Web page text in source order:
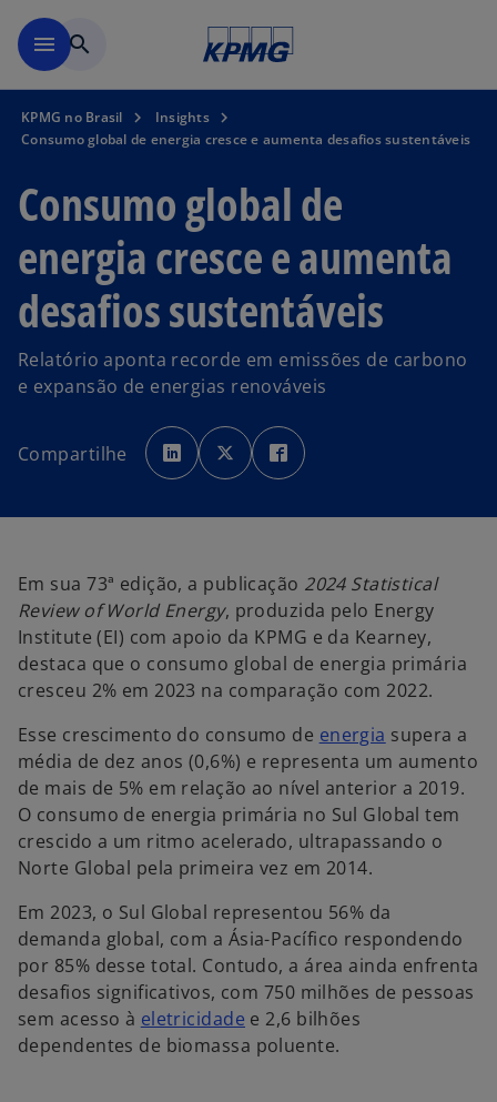
menu search
KPMG no Brasil
Insights
Consumo global de energia cresce e aumenta desafios sustentáveis
Consumo global de
energia cresce e aumenta
desafios sustentáveis
Relatório aponta recorde em emissões de carbono
e expansão de energias renováveis
Compartilhe
a
b
r
e
v
a
g
u
i
a
a
b
r
e
v
a
g
u
a
b
r
v
a
g
u
i
a
Em sua 73ª edição, a publicação 2024 Statistical
Review of World Energy, produzida pelo Energy
Institute (EI) com apoio da KPMG e da Kearney,
destaca que o consumo global de energia primária
cresceu 2% em 2023 na comparação com 2022.
Esse crescimento do consumo de energia supera a
média de dez anos (0,6%) e representa um aumento
de mais de 5% em relação ao nível anterior a 2019.
O consumo de energia primária no Sul Global tem
crescido a um ritmo acelerado, ultrapassando o
Norte Global pela primeira vez em 2014.
Em 2023, o Sul Global representou 56% da
demanda global, com a Ásia-Pacífico respondendo
por 85% desse total. Contudo, a área ainda enfrenta
desafios significativos, com 750 milhões de pessoas
sem acesso à eletricidade e 2,6 bilhões
dependentes de biomassa poluente.